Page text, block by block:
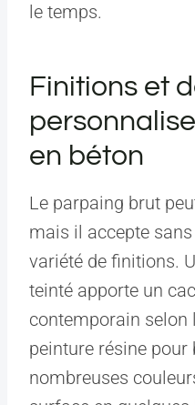
le temps.
Finitions et
en béton
Le parpaing brut
mais il accepte
variété de finitions.
teinté apporte un
contemporain selon
peinture résine pour
nombreuses